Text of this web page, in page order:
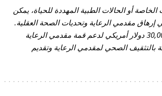
أو الحالات الطبية المهددة للحياة، يمكن
مقدمي الرعاية وتحديات الصحة العقلية.
لتلبية هذه الحاجة، قدمنا إلى ملجأ ديفيد منحة مجتمعية بقيمة 30,000 دولار أمريكي لدعم قمة مقدمي الرعاية
المرتبطة بالتثقيف الصحي لمقدمي الرعاية وتقديم